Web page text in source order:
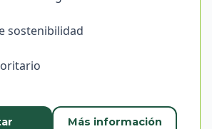
sostenibilidad
Más información